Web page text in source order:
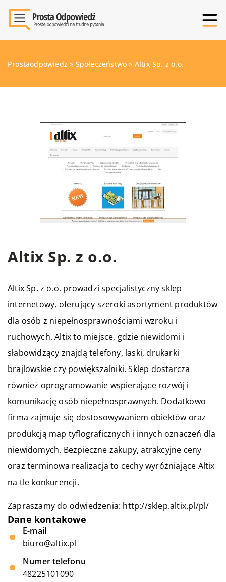
Prostaodpowiedz » Społeczeństwo » Altix Sp. z o.o.
Altix Sp. z o.o.
Altix Sp. z o.o. prowadzi specjalistyczny sklep
internetowy, oferujący szeroki asortyment produktów
dla osób z niepełnosprawnościami wzroku i
ruchowych. Altix to miejsce, gdzie niewidomi i
słabowidzący znajdą telefony, laski, drukarki
brajlowskie czy powiększalniki. Sklep dostarcza
również oprogramowanie wspierające rozwój i
komunikację osób niepełnosprawnych. Dodatkowo
firma zajmuje się dostosowywaniem obiektów oraz
produkcją map tyflograficznych i innych oznaczeń dla
niewidomych. Bezpieczne zakupy, atrakcyjne ceny
oraz terminowa realizacja to cechy wyróżniające Altix
na tle konkurencji.
Zapraszamy do odwiedzenia: http://sklep.altix.pl/pl/
Dane kontakowe
E-mail
biuro@altix.pl
Numer telefonu
48225101090